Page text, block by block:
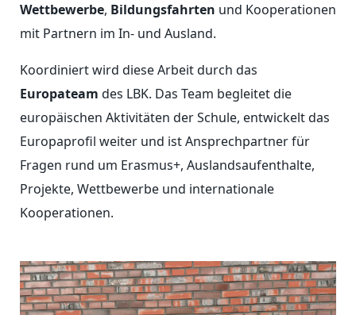
Wettbewerbe, Bildungsfahrten und Kooperationen
mit Partnern im In- und Ausland.
Koordiniert wird diese Arbeit durch das
Europateam des LBK. Das Team begleitet die
europäischen Aktivitäten der Schule, entwickelt das
Europaprofil weiter und ist Ansprechpartner für
Fragen rund um Erasmus+, Auslandsaufenthalte,
Projekte, Wettbewerbe und internationale
Kooperationen.